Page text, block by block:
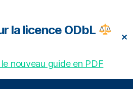
la licence ODbL
nouveau guide en PDF
✕